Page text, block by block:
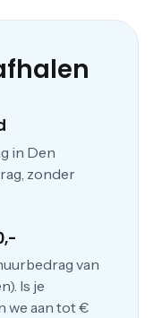
in Den
zonder
van
Is je
we aan tot €